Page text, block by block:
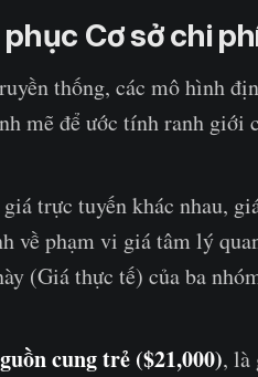
Cơ sở chi
thống, các mô hình
mẽ để ước tính ranh giới
trực tuyến khác nhau,
về phạm vi giá tâm lý
(Giá thực tế) của ba
cung trẻ ($21,000), là